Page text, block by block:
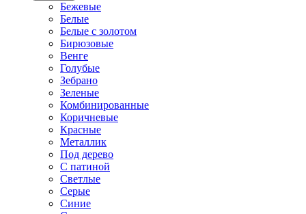
Бежевые
Белые
Белые с золотом
Бирюзовые
Венге
Голубые
Зебрано
Зеленые
Комбинированные
Коричневые
Красные
Металлик
Под дерево
С патиной
Светлые
Серые
Синие